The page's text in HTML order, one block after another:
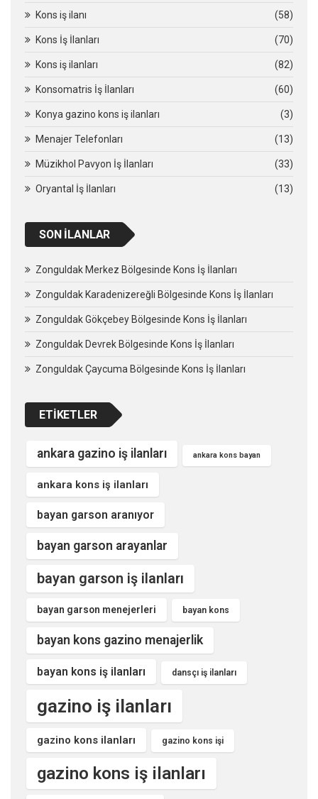
Kons iş ilanı (58)
Kons İş İlanları (70)
Kons iş ilanları (82)
Konsomatris İş İlanları (60)
Konya gazino kons iş ilanları (3)
Menajer Telefonları (13)
Müzikhol Pavyon İş İlanları (33)
Oryantal İş İlanları (13)
SON İLANLAR
Zonguldak Merkez Bölgesinde Kons İş İlanları
Zonguldak Karadenizereğli Bölgesinde Kons İş İlanları
Zonguldak Gökçebey Bölgesinde Kons İş İlanları
Zonguldak Devrek Bölgesinde Kons İş İlanları
Zonguldak Çaycuma Bölgesinde Kons İş İlanları
ETIKETLER
ankara gazino iş ilanları ankara kons bayan
ankara kons iş ilanları
bayan garson aranıyor
bayan garson arayanlar
bayan garson iş ilanları
bayan garson menejerleri bayan kons
bayan kons gazino menajerlik
bayan kons iş ilanları dansçı iş ilanları
gazino iş ilanları
gazino kons ilanları gazino kons işi
gazino kons iş ilanları